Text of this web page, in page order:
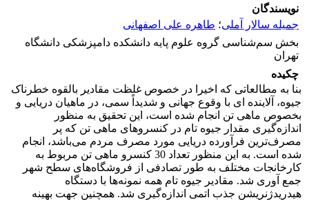
نویسندگان
جمیله سالار آملی؛ طاهره علی اصفهانی
‌بخش سم‌شناسی گروه علوم پایه دانشکده دامپزشکی دانشگاه
تهران
چکیده
بنا به مطالعاتی که اخیرا در خصوص غلظت مقادیر بالقوه خطرناک
جیوه، آلاینده ای با وقوع جهانی و شدیداً سمی، در ماهیان دریایی و
بخصوص ماهی تن انجام شده است، این تحقیق به منظور
اندازه‌گیری مقدار جیوه تام در کنسروهای ماهی تن که پر
مصرف‌ترین فرآورده دریایی مورد مصرف مردم می‌باشد، انجام
شده است. به این منظور تعداد 30 کنسرو ماهی تن مربوط به
کارخانجات مختلف به طور تصادفی از فروشگاه‌های سطح شهر
جمع آوری شد. مقادیر جیوه تام همه نمونه‌ها با دستگاه
هیدریدژنریشن جذب اتمی اندازه‌گیری شد. همچنین جهت بهینه